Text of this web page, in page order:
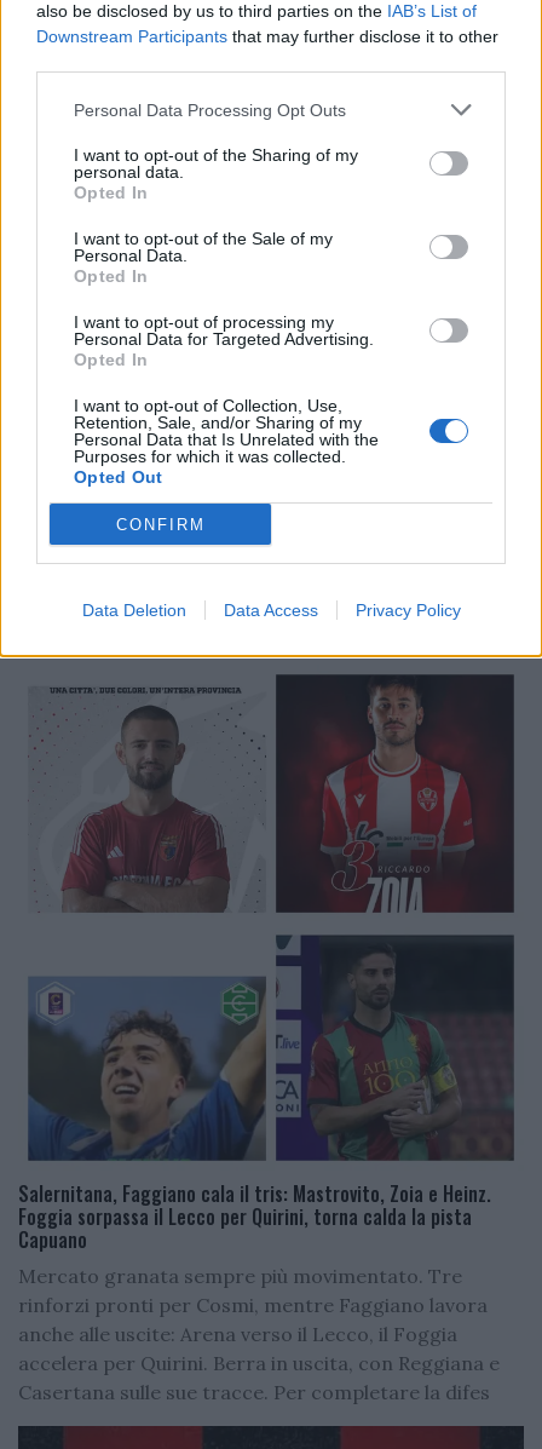
also be disclosed by us to third parties on the IAB’s List of
Downstream Participants that may further disclose it to other
Personal Data Processing Opt Outs
I want to opt-out of the Sharing of my
personal data.
Opted In
I want to opt-out of the Sale of my
Personal Data.
Opted In
I want to opt-out of processing my
Personal Data for Targeted Advertising.
Opted In
I want to opt-out of Collection, Use,
Retention, Sale, and/or Sharing of my
Personal Data that Is Unrelated with the
Purposes for which it was collected.
Opted Out
CONFIRM
Data Deletion Data Access Privacy Policy
🔥 Trending
Salernitana, Faggiano cala il tris: Mastrovito, Zoia e Heinz.
Foggia sorpassa il Lecco per Quirini, torna calda la pista
Capuano
Mercato granata sempre più movimentato. Tre
rinforzi pronti per Cosmi, mentre Faggiano lavora
anche alle uscite: Arena verso il Lecco, il Foggia
accelera per Quirini. Berra in uscita, con Reggiana e
Casertana sulle sue tracce. Per completare la difes